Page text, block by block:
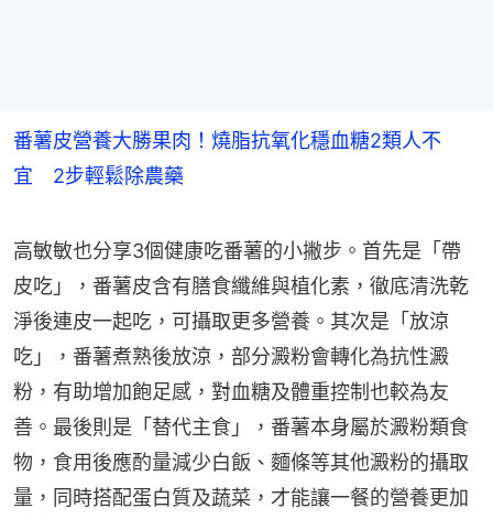
番薯皮營養大勝果肉！燒脂抗氧化穩血糖2類人不
宜 2步輕鬆除農藥
高敏敏也分享3個健康吃番薯的小撇步。首先是「帶
皮吃」，番薯皮含有膳食纖維與植化素，徹底清洗乾
淨後連皮一起吃，可攝取更多營養。其次是「放涼
吃」，番薯煮熟後放涼，部分澱粉會轉化為抗性澱
粉，有助增加飽足感，對血糖及體重控制也較為友
善。最後則是「替代主食」，番薯本身屬於澱粉類食
物，食用後應酌量減少白飯、麵條等其他澱粉的攝取
量，同時搭配蛋白質及蔬菜，才能讓一餐的營養更加